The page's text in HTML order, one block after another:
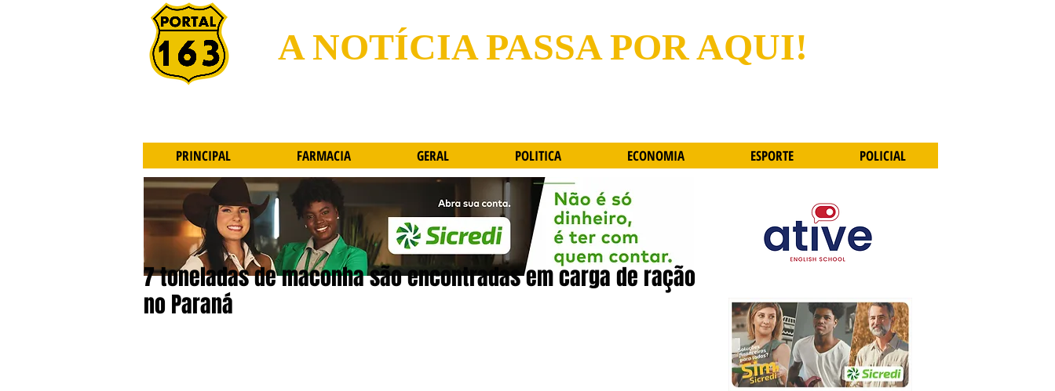
A NOTÍCIA PASSA POR AQUI!
7 toneladas de maconha são encontradas em carga de ração
no Paraná
PRINCIPAL FARMACIA GERAL POLITICA ECONOMIA ESPORTE POLICIAL